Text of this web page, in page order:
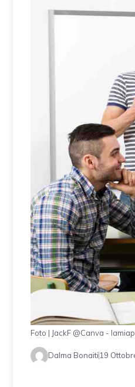
Foto | JackF @Canva -
Dalma Bonaiti 19